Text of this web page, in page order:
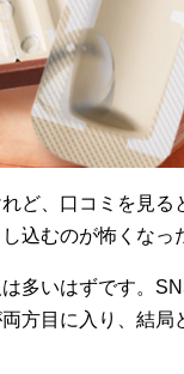
ど、口コミを見
込むのが怖くなっ
多いはずです。
方目に入り、結局